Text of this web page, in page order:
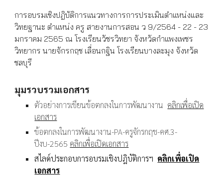
การอบรมเชิงปฎิบัติการแนวทางการการประเมินตำแหน่งและ
วิทยฐานะ ตำแหน่ง ครู สายงานการสอน ว 9/2564 - 22 - 23
มกราคม 2565 ณ โรงเรียนวัชรวิทยา จังหวัดกำแพงเพชร
วิทยากร นายจักรกฤช เลื่อนกฐิน โรงเรียนบางละมุง จังหวัด
ชลบุรี
มุมรวบรวมเอกสาร
ตัวอย่างการเขียนข้อตกลงในการพัฒนางาน คลิกเพื่อเปิด
เอกสาร
ข้อตกลงในการพัฒนางาน-PA-ครูจักรกฤช-คศ.3-
ปีงบ-2565 คลิกเพื่อเปิดเอกสาร
สไลด์ประกอบการอบรมเชิงปฎิบัติการฯ คลิกเพื่อเปิด
เอกสาร